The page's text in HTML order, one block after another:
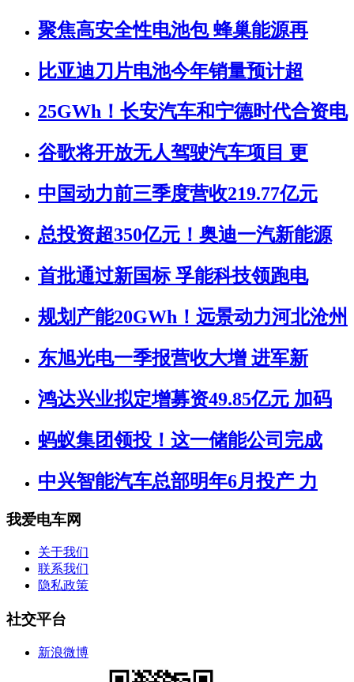
聚焦高安全性电池包 蜂巢能源再
比亚迪刀片电池今年销量预计超
25GWh！长安汽车和宁德时代合资电
谷歌将开放无人驾驶汽车项目 更
中国动力前三季度营收219.77亿元
总投资超350亿元！奥迪一汽新能源
首批通过新国标 孚能科技领跑电
规划产能20GWh！远景动力河北沧州
东旭光电一季报营收大增 进军新
鸿达兴业拟定增募资49.85亿元 加码
蚂蚁集团领投！这一储能公司完成
中兴智能汽车总部明年6月投产 力
我爱电车网
关于我们
联系我们
隐私政策
社交平台
新浪微博